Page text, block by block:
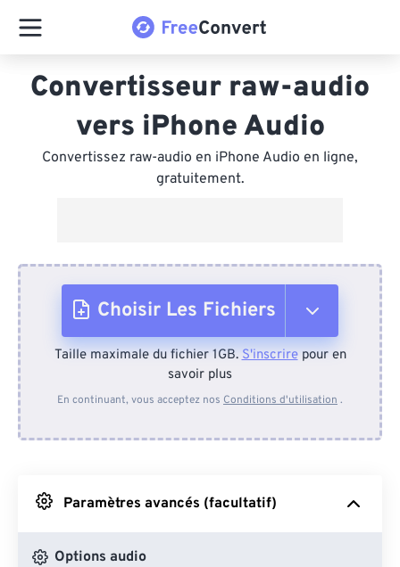
Convertisseur raw-audio
vers iPhone Audio
Convertissez raw-audio en iPhone Audio en ligne,
gratuitement.
Choisir Les Fichiers
Depuis l'appareil
Depuis Google Drive
Depuis OneDrive
Taille maximale du fichier 1GB.S'inscrirepour en
savoir plus
En continuant, vous acceptez nos Conditions d'utilisation .
Paramètres avancés (facultatif)
Options audio